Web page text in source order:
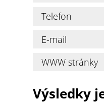
Telefon
E-mail
WWW stránky
Výsledky